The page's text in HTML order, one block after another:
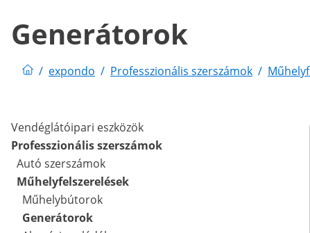
Generátorok
/ expondo / Professzionális szerszámok /
Vendéglátóipari eszközök
Professzionális szerszámok
Autó szerszámok
Műhelyfelszerelések
Műhelybútorok
Generátorok